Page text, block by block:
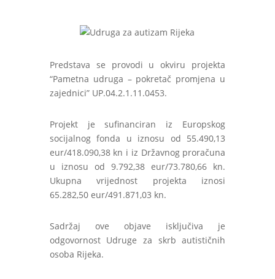
Predstava se provodi u okviru projekta
“Pametna udruga – pokretač promjena u
zajednici” UP.04.2.1.11.0453.
Projekt je sufinanciran iz Europskog
socijalnog fonda u iznosu od 55.490,13
eur/418.090,38 kn i iz Državnog proračuna
u iznosu od 9.792,38 eur/73.780,66 kn.
Ukupna vrijednost projekta iznosi
65.282,50 eur/491.871,03 kn.
Sadržaj ove objave isključiva je
odgovornost Udruge za skrb autističnih
osoba Rijeka.